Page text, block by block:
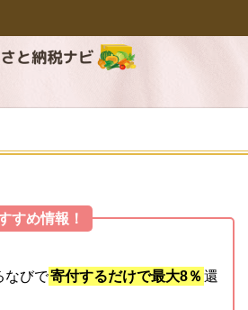
すめ情報！
なびで寄付するだけで最大8％ 還